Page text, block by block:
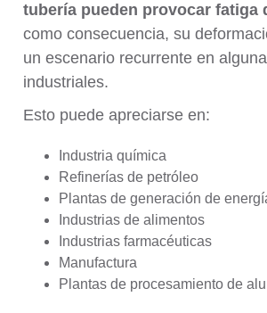
tubería pueden provocar fatiga
como consecuencia, su
un escenario recurrente en
industriales.
Esto puede apreciarse en:
Industria química
Refinerías de petróleo
Plantas de generación de
Industrias de alimentos
Industrias farmacéuticas
Manufactura
Plantas de procesamiento de